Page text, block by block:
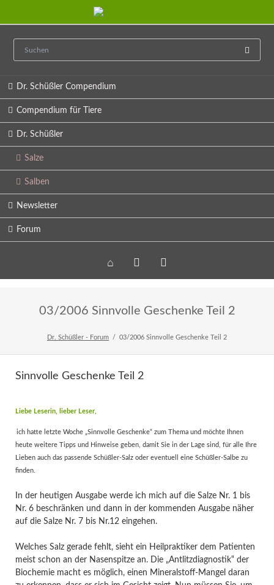
Dr. Schüßler Compendium
Compendium für Tiere
Dr. Schüßler
Salze
Salben
Newsletter
Forum
Home Veranstaltungen
Newsletter
03/2006 Sinnvolle Geschenke Teil 2
Dr. Schüßler - Forum 03/2006 Sinnvolle Geschenke Teil 2
Sinnvolle Geschenke Teil 2
Liebe Leserin, lieber Leser,
ich hatte letzte Woche „Sinnvolle Geschenke“ zum Thema und möchte Ihnen
heute weitere Tipps und Hinweise geben, damit Sie in der Lage sind, für alle Ihre
Lieben auch das passende Schüßler-Salz oder eventuell eine Schüßler-Salbe zu
finden.
In der heutigen Ausgabe werde ich mich auf die Salze Nr. 1 bis
Nr. 6 beschränken und dann in der kommenden Ausgabe näher
auf die Salze Nr. 7 bis Nr.12 eingehen.
Welches Salz gerade fehlt, sieht ein Heilpraktiker dem Patienten
meist schon an der Nasenspitze an. Die „Antlitzdiagnostik“ der
Biochemie macht es möglich, einen Mineralstoff-Mangel daran